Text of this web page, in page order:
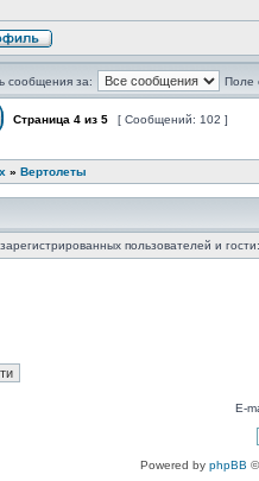
сообщения за: Поле
Страница 4 из 5 [ Сообщений: 102 ]
» Вертолеты
пользователей и
E-
Powered by phpBB